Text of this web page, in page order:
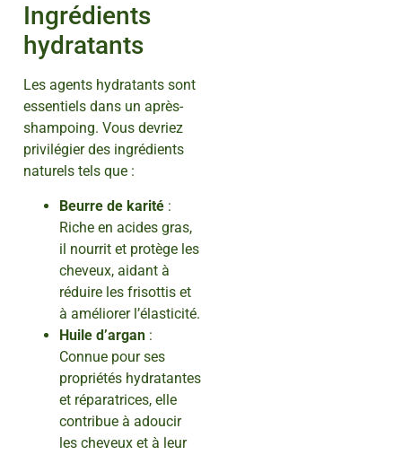
Ingrédients
hydratants
Les agents hydratants sont
essentiels dans un après-
shampoing. Vous devriez
privilégier des ingrédients
naturels tels que :
Beurre de karité :
Riche en acides gras,
il nourrit et protège les
cheveux, aidant à
réduire les frisottis et
à améliorer l’élasticité.
Huile d’argan :
Connue pour ses
propriétés hydratantes
et réparatrices, elle
contribue à adoucir
les cheveux et à leur